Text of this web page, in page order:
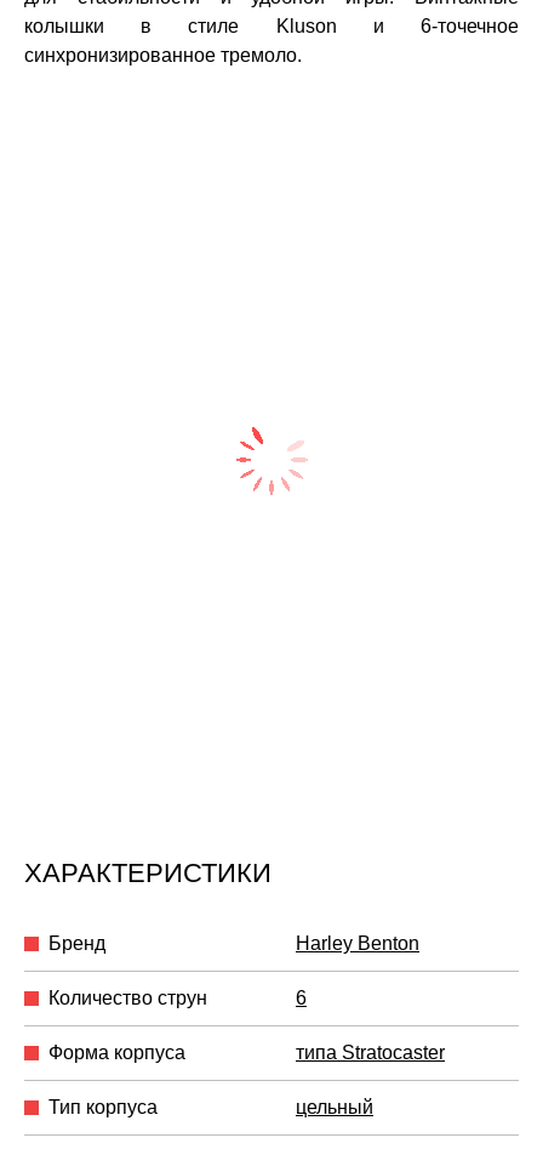
колышки в стиле Kluson и 6-точечное
синхронизированное тремоло.
ХАРАКТЕРИСТИКИ
Бренд Harley Benton
Количество струн 6
Форма корпуса типа Stratocaster
Тип корпуса цельный